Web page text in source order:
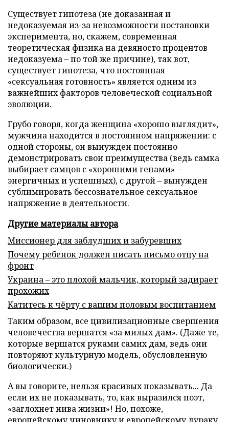
Существует гипотеза (не доказанная и
недоказуемая из-за невозможности постановки
эксперимента, но, скажем, современная
теоретическая физика на девяносто процентов
недоказуема – по той же причине), так вот,
существует гипотеза, что постоянная
«сексуальная готовность» является одним из
важнейших факторов человеческой социальной
эволюции.
Грубо говоря, когда женщина «хорошо выглядит»,
мужчина находится в постоянном напряжении: с
одной стороны, он вынужден постоянно
демонстрировать свои преимущества (ведь самка
выбирает самцов с «хорошими генами» –
энергичных и успешных), с другой – вынужден
сублимировать бессознательное сексуальное
напряжение в деятельности.
Другие материалы автора
Миссионер для заблудших и забуревших
Почему ребенок должен писать письмо отцу на
фронт
Украина – это плохой мальчик, который задирает
прохожих
Катитесь к чёрту с вашим половым воспитанием
Таким образом, все цивилизационные свершения
человечества вершатся «за милых дам». (Даже те,
которые вершатся руками самих дам, ведь они
повторяют культурную модель, обусловленную
биологически.)
А вы говорите, нельзя красивых показывать... Да
если их не показывать, то, как выразился поэт,
«заглохнет нива жизни»! Но, похоже,